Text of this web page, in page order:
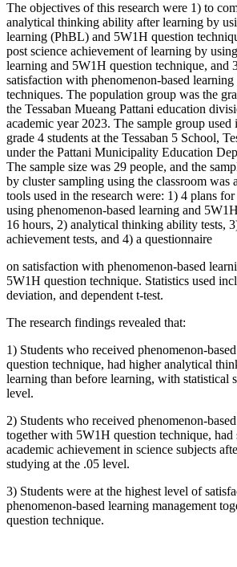
The objectives of this research were 1) to
analytical thinking ability after learning by
learning (PhBL) and 5W1H question
post science achievement of learning by
learning and 5W1H question technique, and
satisfaction with phenomenon-based
techniques. The population group was the
the Tessaban Mueang Pattani education
academic year 2023. The sample group used
grade 4 students at the Tessaban 5 School,
under the Pattani Municipality Education
The sample size was 29 people, and the
by cluster sampling using the classroom was
tools used in the research were: 1) 4 plans
using phenomenon-based learning and
16 hours, 2) analytical thinking ability tests,
achievement tests, and 4) a questionnaire
on satisfaction with phenomenon-based
5W1H question technique. Statistics used
deviation, and dependent t-test.
The research findings revealed that:
1) Students who received phenomenon-
question technique, had higher analytical
learning than before learning, with statistical
level.
2) Students who received phenomenon-
together with 5W1H question technique,
academic achievement in science subjects
studying at the .05 level.
3) Students were at the highest level of
phenomenon-based learning management
question technique.